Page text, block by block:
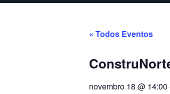
« Todos Eventos
novembro 18 @ 14:00